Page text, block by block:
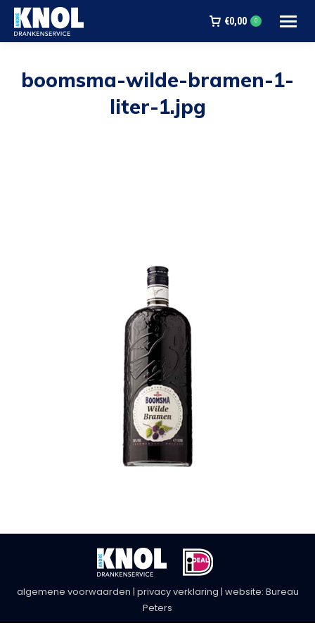
€0,00 0
boomsma-wilde-bramen-1-
liter-1.jpg
algemene voorwaarden | privacy verklaring | website: Bureau
Peters